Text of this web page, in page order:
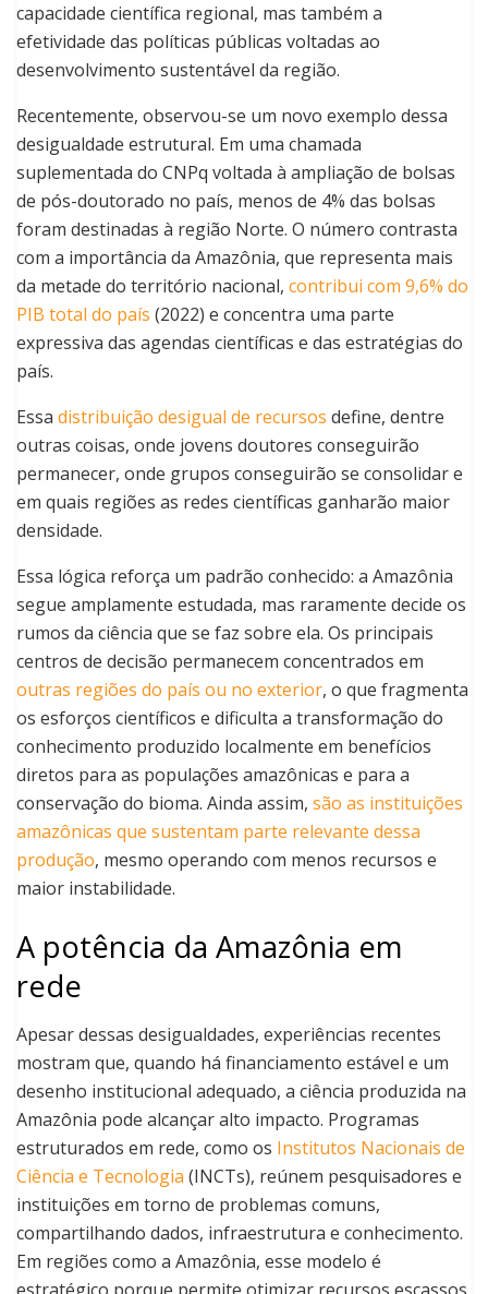
capacidade científica regional, mas também a
efetividade das políticas públicas voltadas ao
desenvolvimento sustentável da região.
Recentemente, observou-se um novo exemplo dessa
desigualdade estrutural. Em uma chamada
suplementada do CNPq voltada à ampliação de bolsas
de pós-doutorado no país, menos de 4% das bolsas
foram destinadas à região Norte. O número contrasta
com a importância da Amazônia, que representa mais
da metade do território nacional, contribui com 9,6% do
PIB total do país (2022) e concentra uma parte
expressiva das agendas científicas e das estratégias do
país.
Essa distribuição desigual de recursos define, dentre
outras coisas, onde jovens doutores conseguirão
permanecer, onde grupos conseguirão se consolidar e
em quais regiões as redes científicas ganharão maior
densidade.
Essa lógica reforça um padrão conhecido: a Amazônia
segue amplamente estudada, mas raramente decide os
rumos da ciência que se faz sobre ela. Os principais
centros de decisão permanecem concentrados em
outras regiões do país ou no exterior, o que fragmenta
os esforços científicos e dificulta a transformação do
conhecimento produzido localmente em benefícios
diretos para as populações amazônicas e para a
conservação do bioma. Ainda assim, são as instituições
amazônicas que sustentam parte relevante dessa
produção, mesmo operando com menos recursos e
maior instabilidade.
A potência da Amazônia em
rede
Apesar dessas desigualdades, experiências recentes
mostram que, quando há financiamento estável e um
desenho institucional adequado, a ciência produzida na
Amazônia pode alcançar alto impacto. Programas
estruturados em rede, como os Institutos Nacionais de
Ciência e Tecnologia (INCTs), reúnem pesquisadores e
instituições em torno de problemas comuns,
compartilhando dados, infraestrutura e conhecimento.
Em regiões como a Amazônia, esse modelo é